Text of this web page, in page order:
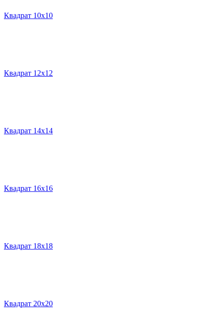
Квадрат 10х10
Квадрат 12х12
Квадрат 14х14
Квадрат 16х16
Квадрат 18х18
Квадрат 20х20